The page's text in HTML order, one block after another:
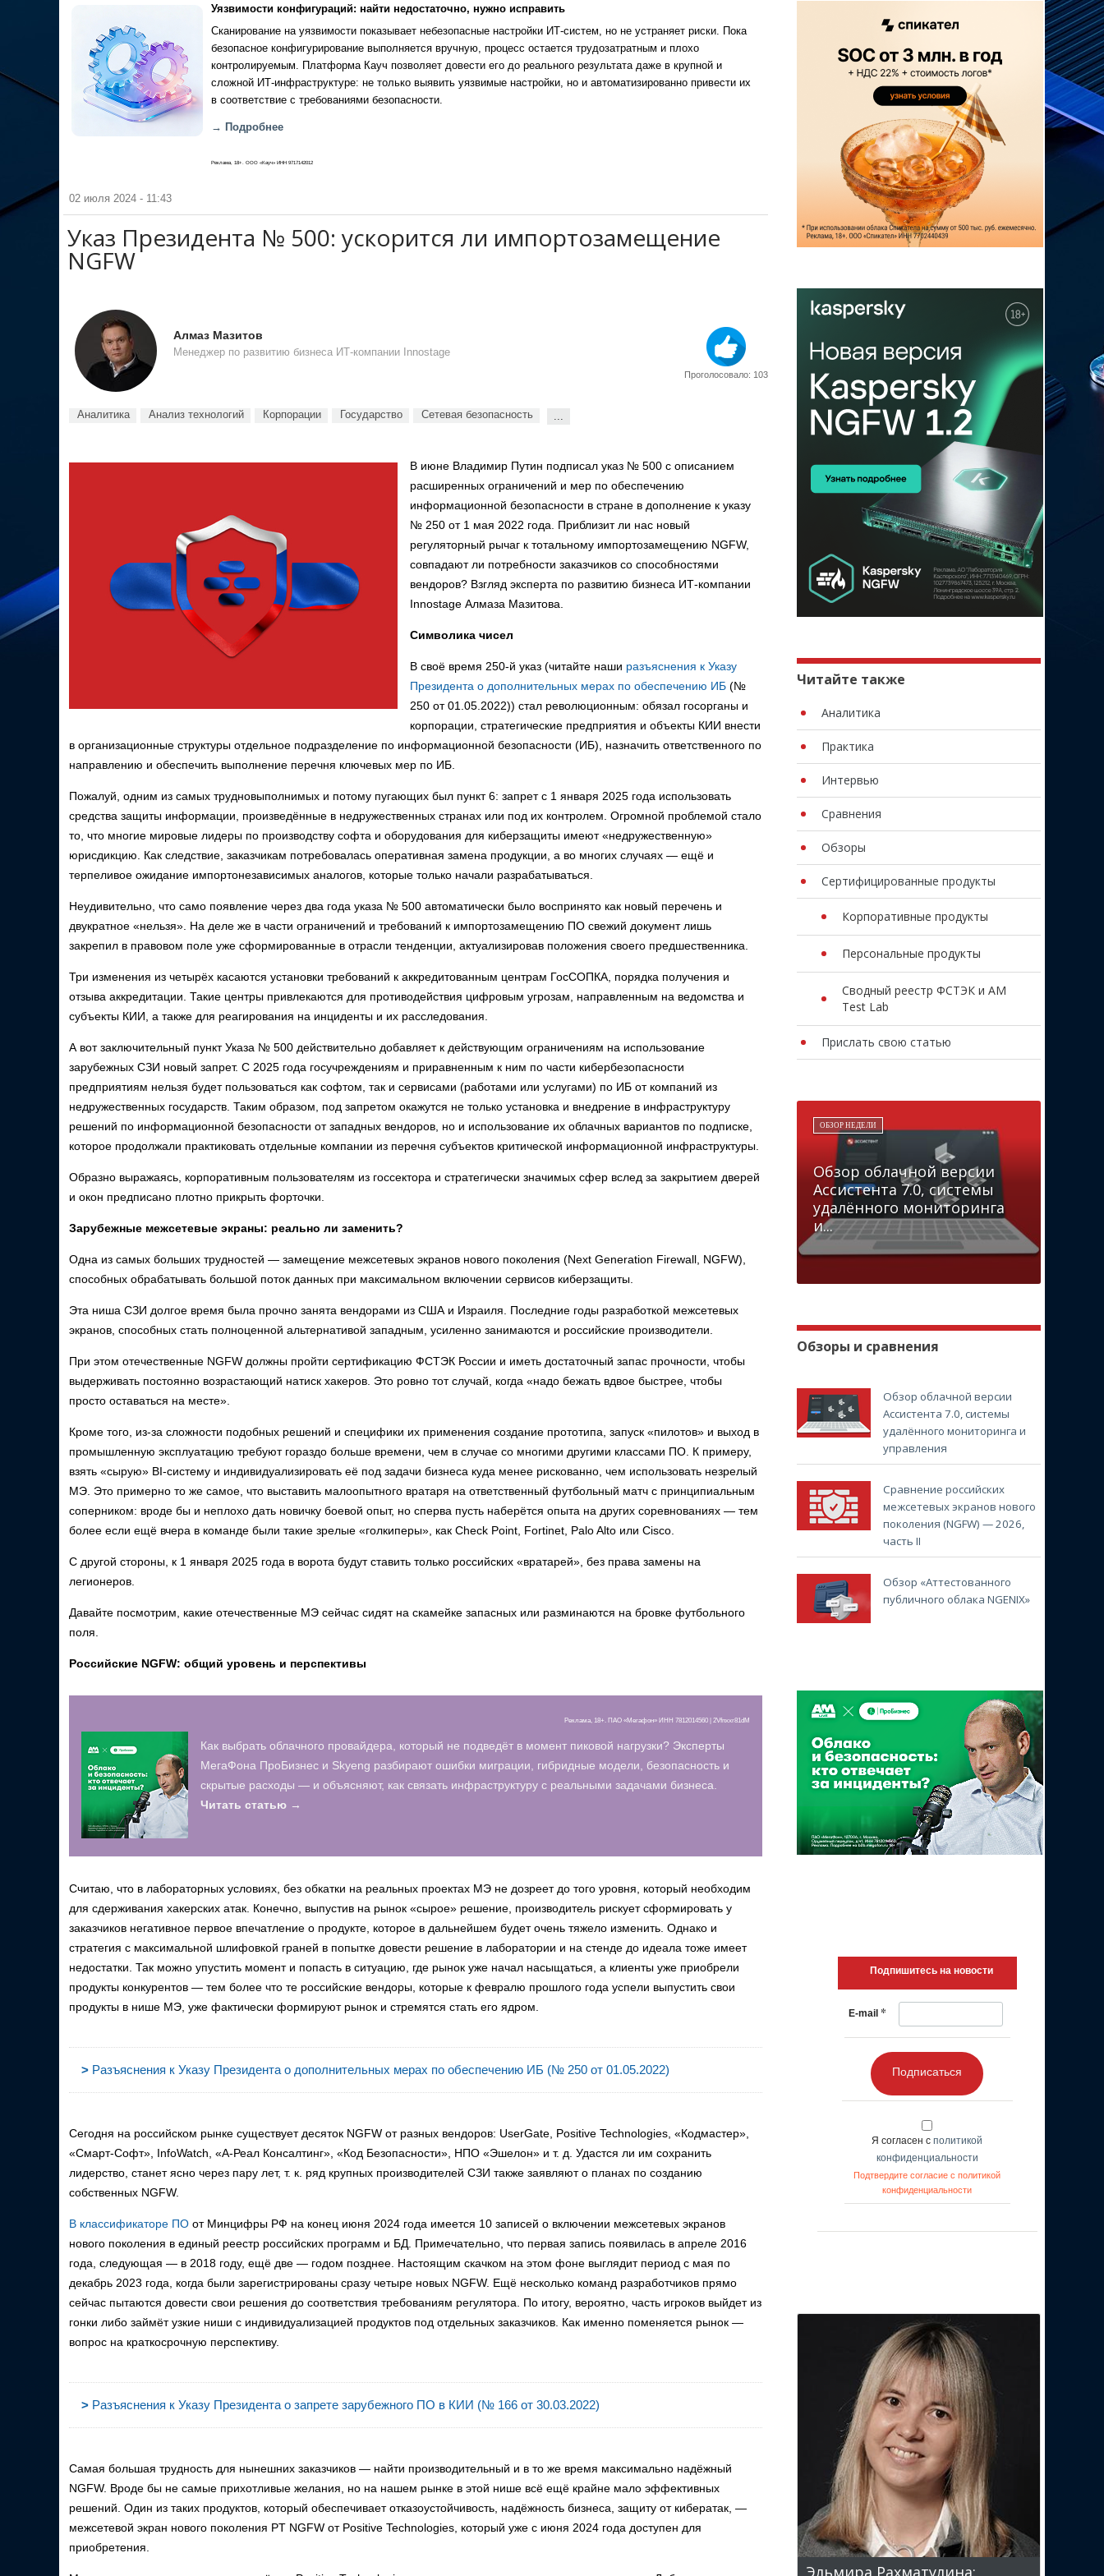
Уязвимости конфигураций: найти недостаточно, нужно исправить
Сканирование на уязвимости показывает небезопасные настройки ИТ-систем, но не устраняет риски. Пока
безопасное конфигурирование выполняется вручную, процесс остается трудозатратным и плохо
контролируемым. Платформа Кауч позволяет довести его до реального результата даже в крупной и
сложной ИТ-инфраструктуре: не только выявить уязвимые настройки, но и автоматизированно привести их
в соответствие с требованиями безопасности.
→ Подробнее
Реклама, 18+. ООО «Кауч» ИНН 9717142012
02 июля 2024 - 11:43
Указ Президента № 500: ускорится ли импортозамещение
NGFW
Алмаз Мазитов
Менеджер по развитию бизнеса ИТ-компании Innostage
Проголосовало: 103
Аналитика Анализ технологий Корпорации Государство Сетевая безопасность ...
В июне Владимир Путин подписал указ № 500 с описанием
расширенных ограничений и мер по обеспечению
информационной безопасности в стране в дополнение к указу
№ 250 от 1 мая 2022 года. Приблизит ли нас новый
регуляторный рычаг к тотальному импортозамещению NGFW,
совпадают ли потребности заказчиков со способностями
вендоров? Взгляд эксперта по развитию бизнеса ИТ-компании
Innostage Алмаза Мазитова.
Символика чисел
В своё время 250-й указ (читайте наши разъяснения к Указу
Президента о дополнительных мерах по обеспечению ИБ (№
250 от 01.05.2022)) стал революционным: обязал госорганы и
корпорации, стратегические предприятия и объекты КИИ внести
в организационные структуры отдельное подразделение по информационной безопасности (ИБ), назначить ответственного по
направлению и обеспечить выполнение перечня ключевых мер по ИБ.
Пожалуй, одним из самых трудновыполнимых и потому пугающих был пункт 6: запрет с 1 января 2025 года использовать
средства защиты информации, произведённые в недружественных странах или под их контролем. Огромной проблемой стало
то, что многие мировые лидеры по производству софта и оборудования для киберзащиты имеют «недружественную»
юрисдикцию. Как следствие, заказчикам потребовалась оперативная замена продукции, а во многих случаях — ещё и
терпеливое ожидание импортонезависимых аналогов, которые только начали разрабатываться.
Неудивительно, что само появление через два года указа № 500 автоматически было воспринято как новый перечень и
двукратное «нельзя». На деле же в части ограничений и требований к импортозамещению ПО свежий документ лишь
закрепил в правовом поле уже сформированные в отрасли тенденции, актуализировав положения своего предшественника.
Три изменения из четырёх касаются установки требований к аккредитованным центрам ГосСОПКА, порядка получения и
отзыва аккредитации. Такие центры привлекаются для противодействия цифровым угрозам, направленным на ведомства и
субъекты КИИ, а также для реагирования на инциденты и их расследования.
А вот заключительный пункт Указа № 500 действительно добавляет к действующим ограничениям на использование
зарубежных СЗИ новый запрет. С 2025 года госучреждениям и приравненным к ним по части кибербезопасности
предприятиям нельзя будет пользоваться как софтом, так и сервисами (работами или услугами) по ИБ от компаний из
недружественных государств. Таким образом, под запретом окажутся не только установка и внедрение в инфраструктуру
решений по информационной безопасности от западных вендоров, но и использование их облачных вариантов по подписке,
которое продолжали практиковать отдельные компании из перечня субъектов критической информационной инфраструктуры.
Образно выражаясь, корпоративным пользователям из госсектора и стратегически значимых сфер вслед за закрытием дверей
и окон предписано плотно прикрыть форточки.
Зарубежные межсетевые экраны: реально ли заменить?
Одна из самых больших трудностей — замещение межсетевых экранов нового поколения (Next Generation Firewall, NGFW),
способных обрабатывать большой поток данных при максимальном включении сервисов киберзащиты.
Эта ниша СЗИ долгое время была прочно занята вендорами из США и Израиля. Последние годы разработкой межсетевых
экранов, способных стать полноценной альтернативой западным, усиленно занимаются и российские производители.
При этом отечественные NGFW должны пройти сертификацию ФСТЭК России и иметь достаточный запас прочности, чтобы
выдерживать постоянно возрастающий натиск хакеров. Это ровно тот случай, когда «надо бежать вдвое быстрее, чтобы
просто оставаться на месте».
Кроме того, из-за сложности подобных решений и специфики их применения создание прототипа, запуск «пилотов» и выход в
промышленную эксплуатацию требуют гораздо больше времени, чем в случае со многими другими классами ПО. К примеру,
взять «сырую» BI-систему и индивидуализировать её под задачи бизнеса куда менее рискованно, чем использовать незрелый
МЭ. Это примерно то же самое, что выставить малоопытного вратаря на ответственный футбольный матч с принципиальным
соперником: вроде бы и неплохо дать новичку боевой опыт, но сперва пусть наберётся опыта на других соревнованиях — тем
более если ещё вчера в команде были такие зрелые «голкиперы», как Check Point, Fortinet, Palo Alto или Cisco.
С другой стороны, к 1 января 2025 года в ворота будут ставить только российских «вратарей», без права замены на
легионеров.
Давайте посмотрим, какие отечественные МЭ сейчас сидят на скамейке запасных или разминаются на бровке футбольного
поля.
Российские NGFW: общий уровень и перспективы
Реклама, 18+. ПАО «Мегафон» ИНН 7812014560 | 2Vfnxxr81dM
Как выбрать облачного провайдера, который не подведёт в момент пиковой нагрузки? Эксперты
МегаФона ПроБизнес и Skyeng разбирают ошибки миграции, гибридные модели, безопасность и
скрытые расходы — и объясняют, как связать инфраструктуру с реальными задачами бизнеса.
Читать статью →
Считаю, что в лабораторных условиях, без обкатки на реальных проектах МЭ не дозреет до того уровня, который необходим
для сдерживания хакерских атак. Конечно, выпустив на рынок «сырое» решение, производитель рискует сформировать у
заказчиков негативное первое впечатление о продукте, которое в дальнейшем будет очень тяжело изменить. Однако и
стратегия с максимальной шлифовкой граней в попытке довести решение в лаборатории и на стенде до идеала тоже имеет
недостатки. Так можно упустить момент и попасть в ситуацию, где рынок уже начал насыщаться, а клиенты уже приобрели
продукты конкурентов — тем более что те российские вендоры, которые к февралю прошлого года успели выпустить свои
продукты в нише МЭ, уже фактически формируют рынок и стремятся стать его ядром.
> Разъяснения к Указу Президента о дополнительных мерах по обеспечению ИБ (№ 250 от 01.05.2022)
Сегодня на российском рынке существует десяток NGFW от разных вендоров: UserGate, Positive Technologies, «Кодмастер»,
«Смарт-Софт», InfoWatch, «А-Реал Консалтинг», «Код Безопасности», НПО «Эшелон» и т. д. Удастся ли им сохранить
лидерство, станет ясно через пару лет, т. к. ряд крупных производителей СЗИ также заявляют о планах по созданию
собственных NGFW.
В классификаторе ПО от Минцифры РФ на конец июня 2024 года имеется 10 записей о включении межсетевых экранов
нового поколения в единый реестр российских программ и БД. Примечательно, что первая запись появилась в апреле 2016
года, следующая — в 2018 году, ещё две — годом позднее. Настоящим скачком на этом фоне выглядит период с мая по
декабрь 2023 года, когда были зарегистрированы сразу четыре новых NGFW. Ещё несколько команд разработчиков прямо
сейчас пытаются довести свои решения до соответствия требованиям регулятора. По итогу, вероятно, часть игроков выйдет из
гонки либо займёт узкие ниши с индивидуализацией продуктов под отдельных заказчиков. Как именно поменяется рынок —
вопрос на краткосрочную перспективу.
> Разъяснения к Указу Президента о запрете зарубежного ПО в КИИ (№ 166 от 30.03.2022)
Самая большая трудность для нынешних заказчиков — найти производительный и в то же время максимально надёжный
NGFW. Вроде бы не самые прихотливые желания, но на нашем рынке в этой нише всё ещё крайне мало эффективных
решений. Один из таких продуктов, который обеспечивает отказоустойчивость, надёжность бизнеса, защиту от кибератак, —
межсетевой экран нового поколения PT NGFW от Positive Technologies, который уже с июня 2024 года доступен для
приобретения.
Читайте также
Аналитика
Практика
Интервью
Сравнения
Обзоры
Сертифицированные продукты
Корпоративные продукты
Персональные продукты
Сводный реестр ФСТЭК и AM
Test Lab
Прислать свою статью
ОБЗОР НЕДЕЛИ
Обзор облачной версии
Ассистента 7.0, системы
удалённого мониторинга
и...
Обзоры и сравнения
Обзор облачной версии
Ассистента 7.0, системы
удалённого мониторинга и
управления
Сравнение российских
межсетевых экранов нового
поколения (NGFW) — 2026,
часть II
Обзор «Аттестованного
публичного облака NGENIX»
Подпишитесь на новости
E-mail *
Подписаться
Я согласен с политикой
конфиденциальности
Подтвердите согласие с политикой
конфиденциальности
Эльмира Рахматулина: